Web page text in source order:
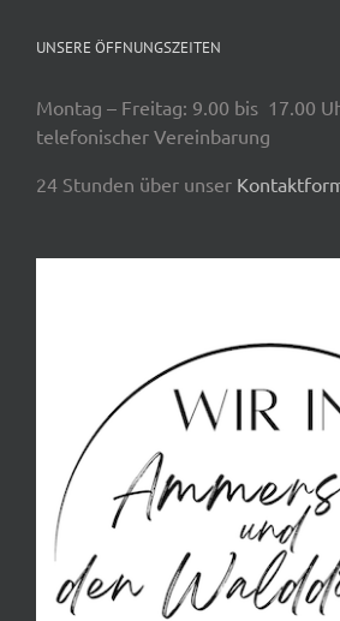
UNSERE ÖFFNUNGSZEITEN
Montag – Freitag: 9.00 bis 17.00
telefonischer Vereinbarung
24 Stunden über unser